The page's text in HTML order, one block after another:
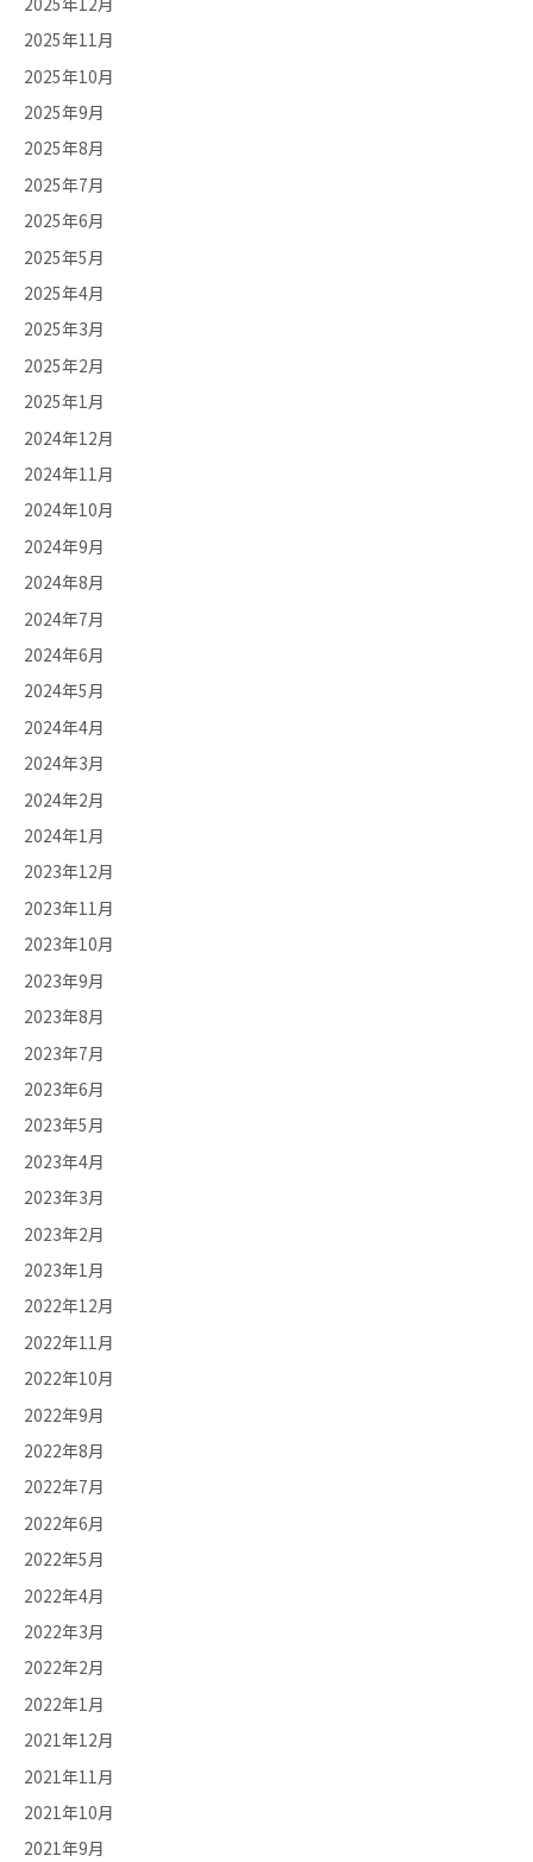
2025年11月
2025年10月
2025年9月
2025年8月
2025年7月
2025年6月
2025年5月
2025年4月
2025年3月
2025年2月
2025年1月
2024年12月
2024年11月
2024年10月
2024年9月
2024年8月
2024年7月
2024年6月
2024年5月
2024年4月
2024年3月
2024年2月
2024年1月
2023年12月
2023年11月
2023年10月
2023年9月
2023年8月
2023年7月
2023年6月
2023年5月
2023年4月
2023年3月
2023年2月
2023年1月
2022年12月
2022年11月
2022年10月
2022年9月
2022年8月
2022年7月
2022年6月
2022年5月
2022年4月
2022年3月
2022年2月
2022年1月
2021年12月
2021年11月
2021年10月
2021年9月